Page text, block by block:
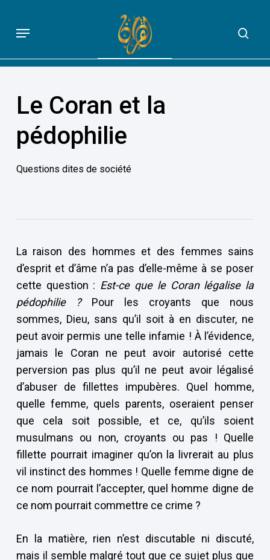
main
content
QUE DIT VRAIMENT LE CORAN
Menu
Le Coran et la
pédophilie
Questions dites de société
La raison des hommes et des femmes sains
d’esprit et d’âme n’a pas d’elle-même à se poser
cette question : Est-ce que le Coran légalise la
pédophilie ?Pour les croyants que nous
sommes, Dieu, sans qu’il soit à en discuter, ne
peut avoir permis une telle infamie ! À l’évidence,
jamais le Coran ne peut avoir autorisé cette
perversion pas plus qu’il ne peut avoir légalisé
d’abuser de fillettes impubères. Quel homme,
quelle femme, quels parents, oseraient penser
que cela soit possible, et ce, qu’ils soient
musulmans ou non, croyants ou pas ! Quelle
fillette pourrait imaginer qu’on la livrerait au plus
vil instinct des hommes ! Quelle femme digne de
ce nom pourrait l’accepter, quel homme digne de
ce nom pourrait commettre ce crime ?
En la matière, rien n’est discutable ni discuté,
mais il semble malgré tout que ce sujet plus que